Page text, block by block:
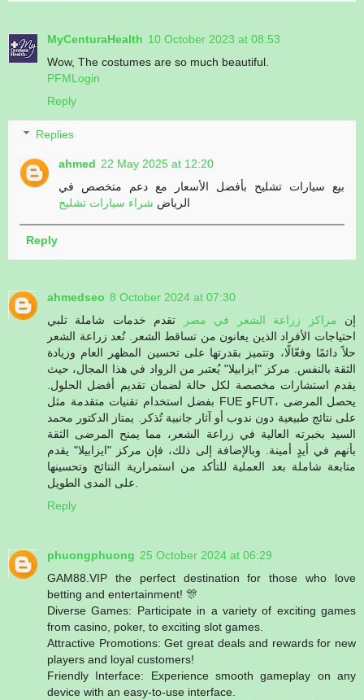
MyCenturaHealth 10 October 2023 at 08:53
Wow, The costumes are so much beautiful.
PFMLogin
Reply
Replies
ahmed 22 May 2025 at 12:20
بيع سيارات تشليح بأفضل الأسعار مع دعم متخصص في
الرياض شراء سيارات تشليح
Reply
ahmedseo 8 October 2024 at 07:30
إن مراكز زراعة الشعر في مصر
تقدم خدمات شاملة تلبي
احتياجات الأفراد الذين يعانون من تساقط الشعر. تُعد زراعة الشعر
حلاً دائمًا وفعّالًا، وتتميز بقدرتها على تحسين المظهر العام وزيادة
الثقة بالنفس. مركز "ايزابيلا" يُعتبر من الرواد في هذا المجال، حيث
يقدم استشارات مخصصة لكل حالة لضمان تقديم أفضل الحلول.
بفضل استخدام تقنيات متقدمة مثل FUE وFUT، يحصل المرضى
على نتائج طبيعية دون ندوب أو آثار جانبية تُذكر. يمتاز الدكتور محمد
السيد بخبرته العالية في زراعة الشعر، مما يمنح المرضى الثقة
بأنهم في أيدٍ أمينة. وبالإضافة إلى ذلك، فإن مركز "ايزابيلا" يقدم
متابعة شاملة بعد العملية للتأكد من استمرارية النتائج وتحسينها
Reply
phuongphuong 25 October 2024 at 06:29
GAM88.VIP the perfect destination for those who love
betting and entertainment! 🎊
Diverse Games: Participate in a variety of exciting games
from casino, poker, to exciting slot games.
Attractive Promotions: Get great deals and rewards for new
players and loyal customers!
Friendly Interface: Experience smooth gameplay on any
device with an easy-to-use interface.